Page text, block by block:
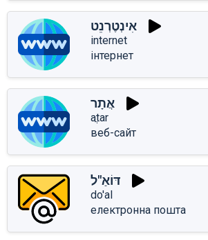
אִינְטֶרְנֵט
internet
інтернет
אֲתָר
aֲtar
веб-сайт
דּוֹאַ"ל
do'al
електронна пошта